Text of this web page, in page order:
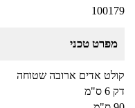
100179
מפרט טכני
קולט אדים ארובה שטוחה
דק 6 ס"מ